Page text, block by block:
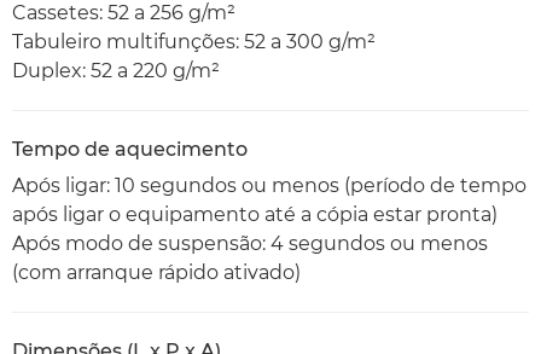
Cassetes: 52 a 256 g/m²
Tabuleiro multifunções: 52 a 300 g/m²
Duplex: 52 a 220 g/m²
Tempo de aquecimento
Após ligar: 10 segundos ou menos (período de tempo
após ligar o equipamento até a cópia estar pronta)
Após modo de suspensão: 4 segundos ou menos
(com arranque rápido ativado)